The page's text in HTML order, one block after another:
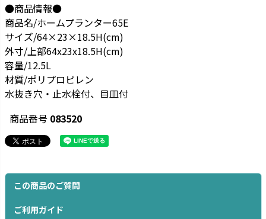
●商品情報●
商品名/ホームプランター65E
サイズ/64×23×18.5H(cm)
外寸/上部64x23x18.5H(cm)
容量/12.5L
材質/ポリプロピレン
水抜き穴・止水栓付、目皿付
商品番号 083520
この商品のご質問
ご利用ガイド